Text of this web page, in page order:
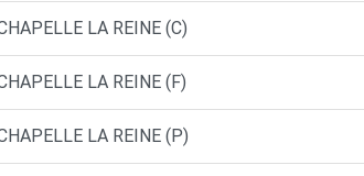
LA REINE (C)
LA REINE (F)
LA REINE (P)